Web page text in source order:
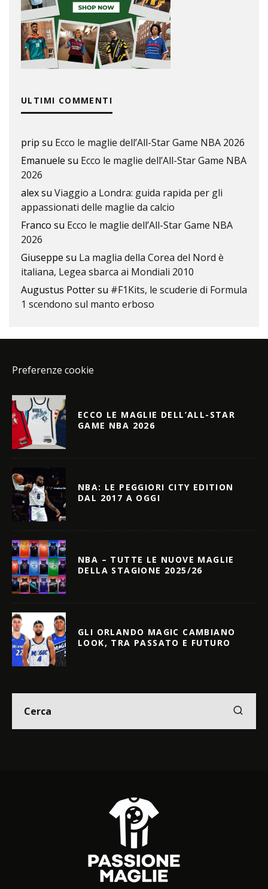
ULTIMI COMMENTI
prip su Ecco le maglie dell’All-Star Game NBA 2026
Emanuele su Ecco le maglie dell’All-Star Game NBA
2026
alexsu Viaggio a Londra: guida rapida per gli
appassionati delle maglie da calcio
Franco su Ecco le maglie dell’All-Star Game NBA
2026
Giuseppe su La maglia della Corea del Nord è
italiana, Legea sbarca ai Mondiali 2010
Augustus Pottersu #F1Kits, le scuderie di Formula
1 scendono sul manto erboso
Preferenze cookie
ECCO LE MAGLIE DELL’ALL-STAR
GAME NBA 2026
NBA: LE PEGGIORI CITY EDITION
DAL 2017 A OGGI
NBA – TUTTE LE NUOVE MAGLIE
DELLA STAGIONE 2025/26
GLI ORLANDO MAGIC CAMBIANO
LOOK, TRA PASSATO E FUTURO